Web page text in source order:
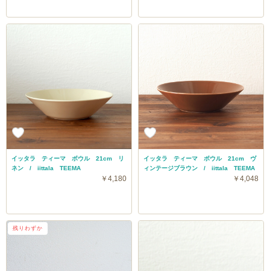
イッタラ ティーマ ボウル 21cm リ
ネン / iittala TEEMA
￥4,180
イッタラ ティーマ ボウル 21cm ヴ
ィンテージブラウン / iittala TEEMA
￥4,048
残りわずか